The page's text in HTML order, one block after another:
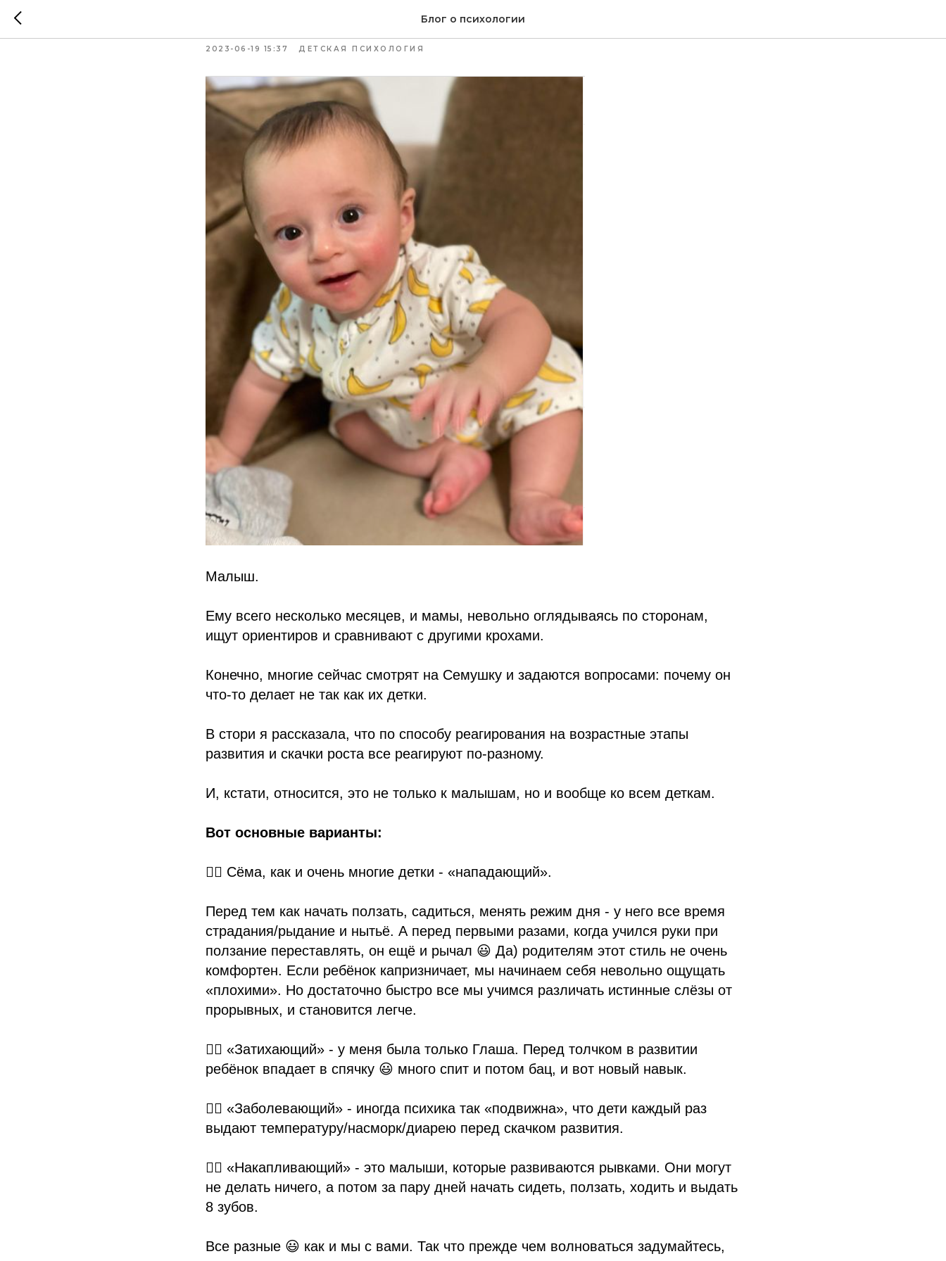
Блог о психологии
Стили развития малышей
2023-06-19 15:37 ДЕТСКАЯ ПСИХОЛОГИЯ
Малыш.
Ему всего несколько месяцев, и мамы, невольно оглядываясь по сторонам,
ищут ориентиров и сравнивают с другими крохами.
Конечно, многие сейчас смотрят на Семушку и задаются вопросами: почему он
что-то делает не так как их детки.
В стори я рассказала, что по способу реагирования на возрастные этапы
развития и скачки роста все реагируют по-разному.
И, кстати, относится, это не только к малышам, но и вообще ко всем деткам.
Вот основные варианты:
👉🏻 Сёма, как и очень многие детки - «нападающий».
Перед тем как начать ползать, садиться, менять режим дня - у него все время
страдания/рыдание и нытьё. А перед первыми разами, когда учился руки при
ползание переставлять, он ещё и рычал 😃 Да) родителям этот стиль не очень
комфортен. Если ребёнок капризничает, мы начинаем себя невольно ощущать
«плохими». Но достаточно быстро все мы учимся различать истинные слёзы от
прорывных, и становится легче.
👉🏻 «Затихающий» - у меня была только Глаша. Перед толчком в развитии
ребёнок впадает в спячку 😃 много спит и потом бац, и вот новый навык.
👉🏻 «Заболевающий» - иногда психика так «подвижна», что дети каждый раз
выдают температуру/насморк/диарею перед скачком развития.
👉🏻 «Накапливающий» - это малыши, которые развиваются рывками. Они могут
не делать ничего, а потом за пару дней начать сидеть, ползать, ходить и выдать
8 зубов.
Все разные 😃 как и мы с вами. Так что прежде чем волноваться задумайтесь,